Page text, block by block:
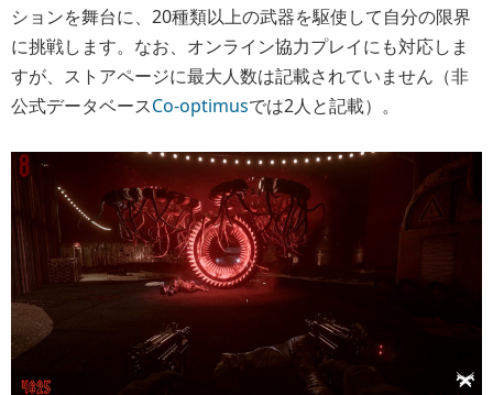
ションを舞台に、20種類以上の武器を駆使して自分の限界
に挑戦します。なお、オンライン協力プレイにも対応しま
すが、ストアページに最大人数は記載されていません（非
公式データベースCo-optimusでは2人と記載）。